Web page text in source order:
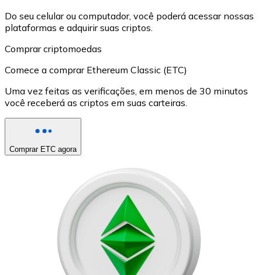
Do seu celular ou computador, você poderá acessar nossas
plataformas e adquirir suas criptos.
Comprar criptomoedas
Comece a comprar Ethereum Classic (ETC)
Uma vez feitas as verificações, em menos de 30 minutos
você receberá as criptos em suas carteiras.
Comprar ETC agora